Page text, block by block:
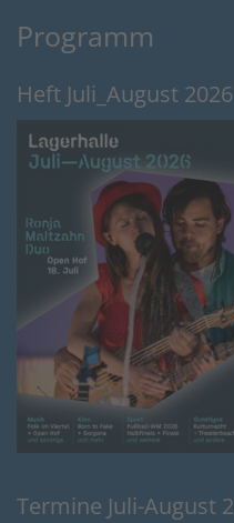
Programm
Heft Juli_August 2026
Termine Juli-August